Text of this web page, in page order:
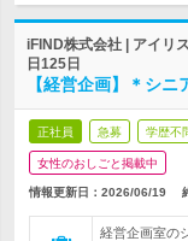
iFIND株式会社 | アイリ
日125日
【経営企画】＊シ
正社員 急募 学歴不
女性のおしごと掲載中
情報更新日：2026/06/19
経営企画室の